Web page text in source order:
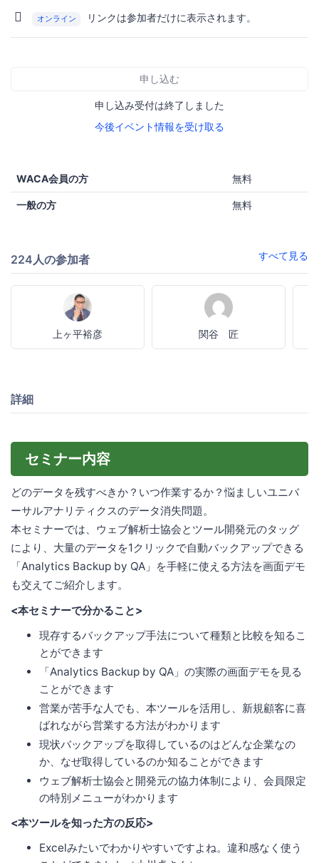
オンライン リンクは参加者だけに表示されます。
申し込む
申し込み受付は終了しました
今後イベント情報を受け取る
WACA会員の方 無料
一般の方 無料
224人の参加者 すべて見る
上ヶ平裕彦 関谷 匠
詳細
セミナー内容
どのデータを残すべきか？いつ作業するか？悩ましいユニバ
ーサルアナリティクスのデータ消失問題。
本セミナーでは、ウェブ解析士協会とツール開発元のタッグ
により、大量のデータを1クリックで自動バックアップできる
「Analytics Backup by QA」を手軽に使える方法を画面デモ
も交えてご紹介します。
<本セミナーで分かること>
現存するバックアップ手法について種類と比較を知るこ
とができます
「Analytics Backup by QA」の実際の画面デモを見る
ことができます
営業が苦手な人でも、本ツールを活用し、新規顧客に喜
ばれながら営業する方法がわかります
現状バックアップを取得しているのはどんな企業なの
か、なぜ取得しているのか知ることができます
ウェブ解析士協会と開発元の協力体制により、会員限定
の特別メニューがわかります
<本ツールを知った方の反応>
Excelみたいでわかりやすいですよね。違和感なく使う